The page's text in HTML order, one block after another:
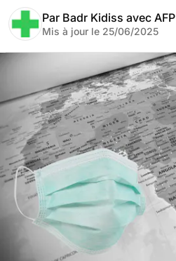
Par Badr Kidiss avec AFP
Mis à jour le 25/06/2025